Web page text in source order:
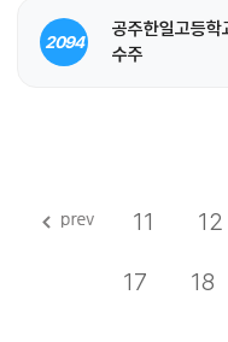
2094
공주한일고등
수주
11 12
17 18